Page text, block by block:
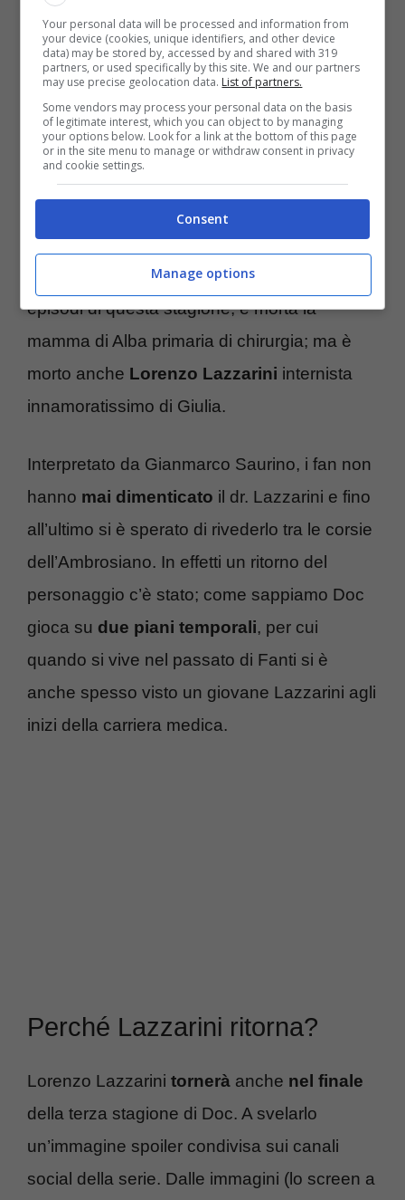
linea si sono messi in gioco. Si è parlato,
quindi, anche dei medici che tra le corsie
degli ospedali e a causa del virus hanno
perso la vita. A livello di racconto narrativo,
laseconda stagionedi Doc è stata una
vera tragedia; tanti i
causa della Covid-19 e di certo non
personaggi marginali: è mortaAlbail cui
fantasma ha seguito Riccardo fino agli ultimi
episodi di questa stagione; è morta la
mamma di Alba primaria di chirurgia; ma è
morto anche Lorenzo Lazzarini internista
innamoratissimo di Giulia.
Interpretato da Gianmarco Saurino, i fan non
hanno mai dimenticato il dr. Lazzarini e fino
all’ultimo si è sperato di rivederlo tra le corsie
dell’Ambrosiano. In effetti un ritorno del
personaggio c’è stato; come sappiamo Doc
gioca su due piani temporali, per cui
quando si vive nel passato di Fanti si è
anche spesso visto un giovane Lazzarini agli
inizi della carriera medica.
Perché Lazzarini ritorna?
Lorenzo Lazzarini tornerà anche nel finale
della terza stagione di Doc. A svelarlo
un’immagine spoiler condivisa sui canali
social della serie. Dalle immagini (lo screen a
Your personal data will be processed and information from
your device (cookies, unique identifiers, and other device
data) may be stored by, accessed by and shared with 319
partners, or used specifically by this site. We and our partners
may use precise geolocation data. List of partners.
Some vendors may process your personal data on the basis
of legitimate interest, which you can object to by managing
your options below. Look for a link at the bottom of this page
or in the site menu to manage or withdraw consent in privacy
and cookie settings.
Consent
Manage options